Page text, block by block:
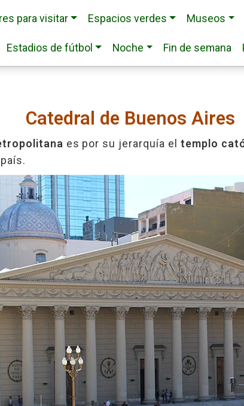
para visitar Espacios verdes Museos
Estadios de fútbol Noche Fin de semana
Catedral de Buenos Aires
es por su jerarquía eltemplo